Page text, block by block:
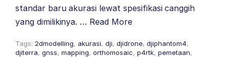
standar baru akurasi lewat spesifikasi canggih
yang dimilikinya. … Read More
Tags: 2dmodelling, akurasi, dji, djidrone, djiphantom4,
djiterra, gnss, mapping, orthomosaic, p4rtk, pemetaan,